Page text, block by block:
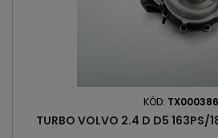
KÓD: TX000386
TURBO VOLVO 2.4 D D5 163PS/